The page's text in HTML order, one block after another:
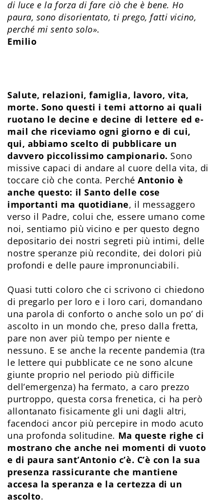
di luce e la forza di fare ciò che è bene. Ho
paura, sono disorientato, ti prego, fatti vicino,
perché mi sento solo».
Emilio
Salute, relazioni, famiglia, lavoro, vita,
morte. Sono questi i temi attorno ai quali
ruotano le decine e decine di lettere ed e-
mail che riceviamo ogni giorno e di cui,
qui, abbiamo scelto di pubblicare un
davvero piccolissimo campionario. Sono
missive capaci di andare al cuore della vita, di
toccare ciò che conta. PerchéAntonio è
anche questo: il Santo delle cose
importanti ma quotidiane, il messaggero
verso il Padre, colui che, essere umano come
noi, sentiamo più vicino e per questo degno
depositario dei nostri segreti più intimi, delle
nostre speranze più recondite, dei dolori più
profondi e delle paure impronunciabili.
Quasi tutti coloro che ci scrivono ci chiedono
di pregarlo per loro e i loro cari, domandano
una parola di conforto o anche solo un po’ di
ascolto in un mondo che, preso dalla fretta,
pare non aver più tempo per niente e
nessuno. E se anche la recente pandemia (tra
le lettere qui pubblicate ce ne sono alcune
giunte proprio nel periodo più difficile
dell’emergenza) ha fermato, a caro prezzo
purtroppo, questa corsa frenetica, ci ha però
allontanato fisicamente gli uni dagli altri,
facendoci ancor più percepire in modo acuto
una profonda solitudine. Ma queste righe ci
mostrano che anche nei momenti di vuoto
e di paura sant’Antonio c’è. C’è con la sua
presenza rassicurante che mantiene
accesa la speranza e la certezza di un
ascolto.